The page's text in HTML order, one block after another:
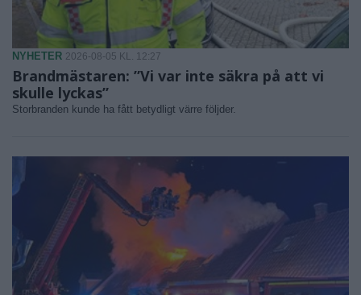
NYHETER 2026-08-05 KL. 12:27
Brandmästaren: ”Vi var inte säkra på att vi
skulle lyckas”
Storbranden kunde ha fått betydligt värre följder.